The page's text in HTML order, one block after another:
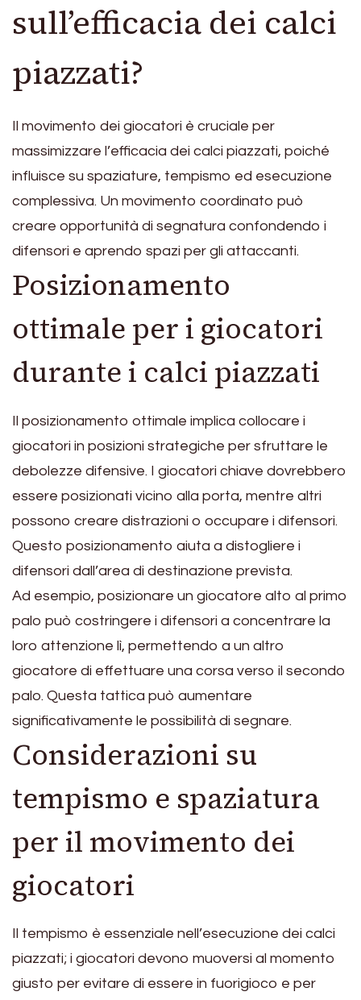
sull’efficacia dei calci
piazzati?
Il movimento dei giocatori è cruciale per
massimizzare l’efficacia dei calci piazzati, poiché
influisce su spaziature, tempismo ed esecuzione
complessiva. Un movimento coordinato può
creare opportunità di segnatura confondendo i
difensori e aprendo spazi per gli attaccanti.
Posizionamento
ottimale per i giocatori
durante i calci piazzati
Il posizionamento ottimale implica collocare i
giocatori in posizioni strategiche per sfruttare le
debolezze difensive. I giocatori chiave dovrebbero
essere posizionati vicino alla porta, mentre altri
possono creare distrazioni o occupare i difensori.
Questo posizionamento aiuta a distogliere i
difensori dall’area di destinazione prevista.
Ad esempio, posizionare un giocatore alto al primo
palo può costringere i difensori a concentrare la
loro attenzione lì, permettendo a un altro
giocatore di effettuare una corsa verso il secondo
palo. Questa tattica può aumentare
significativamente le possibilità di segnare.
Considerazioni su
tempismo e spaziatura
per il movimento dei
giocatori
Il tempismo è essenziale nell’esecuzione dei calci
piazzati; i giocatori devono muoversi al momento
giusto per evitare di essere in fuorigioco e per